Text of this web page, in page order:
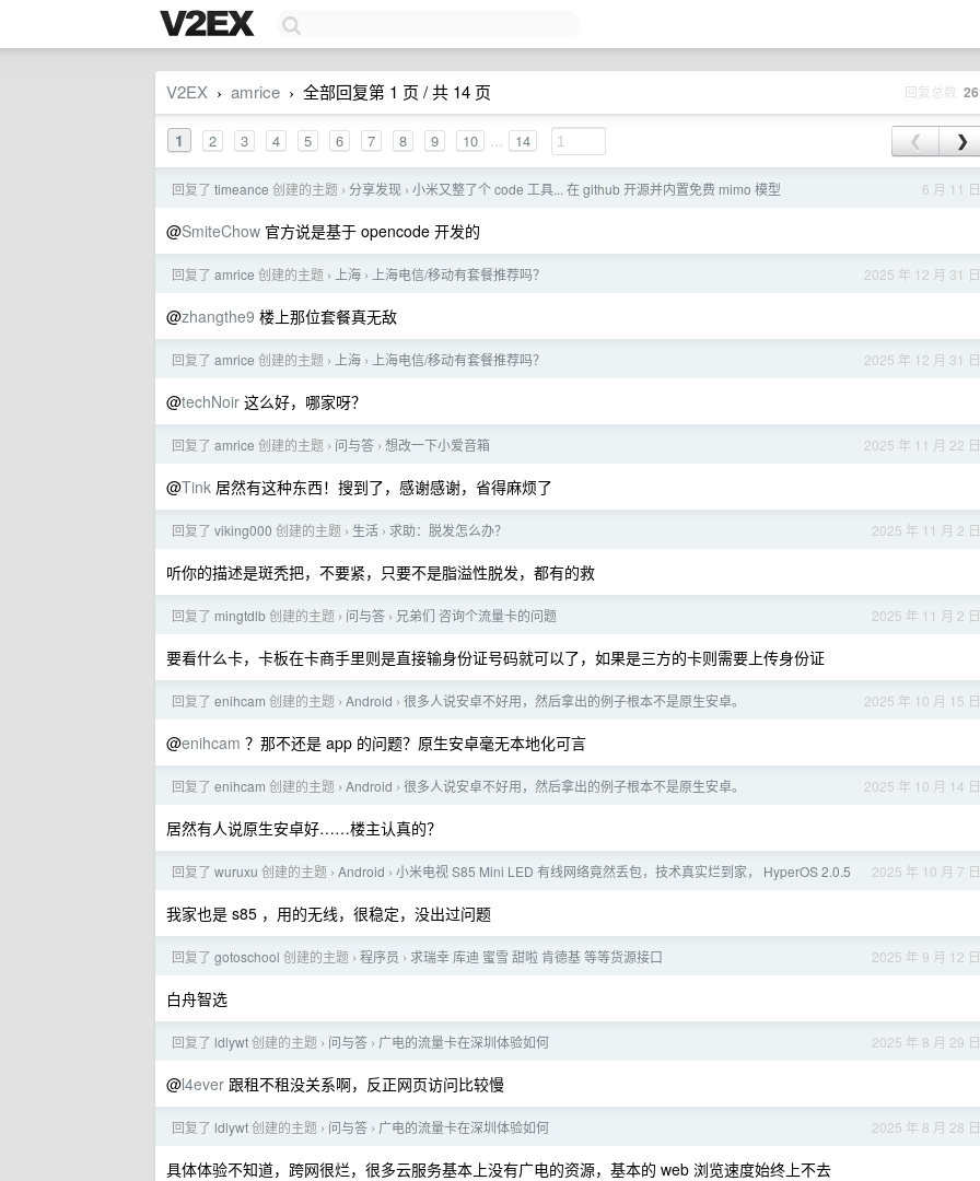
V2EX › amrice › 全部回复第 1 页 / 共 14 页 回复总数
1 2 3 4 5 6 7 8 9 10 ... 14 ❮ ❯
6 月 11 日
回复了 timeance 创建的主题 › 分享发现 › 小米又整了个 code 工具... 在 github 开源并内置免费 mimo 模型
@SmiteChow 官方说是基于 opencode 开发的
2025 年 12 月 31 日
回复了 amrice 创建的主题 › 上海 › 上海电信/移动有套餐推荐吗？
@zhangthe9 楼上那位套餐真无敌
2025 年 12 月 31 日
回复了 amrice 创建的主题 › 上海 › 上海电信/移动有套餐推荐吗？
@techNoir 这么好，哪家呀？
2025 年 11 月 22 日
回复了 amrice 创建的主题 › 问与答 › 想改一下小爱音箱
@Tink 居然有这种东西！搜到了，感谢感谢，省得麻烦了
2025 年 11 月 2 日
回复了 viking000 创建的主题 › 生活 › 求助：脱发怎么办？
听你的描述是斑秃把，不要紧，只要不是脂溢性脱发，都有的救
2025 年 11 月 2 日
回复了 mingtdlb创建的主题 › 问与答 › 兄弟们 咨询个流量卡的问题
要看什么卡，卡板在卡商手里则是直接输身份证号码就可以了，如果是三方的卡则需要上传身份证
2025 年 10 月 15 日
回复了 enihcam 创建的主题 › Android › 很多人说安卓不好用，然后拿出的例子根本不是原生安卓。
@enihcam ？那不还是 app 的问题？原生安卓毫无本地化可言
2025 年 10 月 14 日
回复了 enihcam 创建的主题 › Android › 很多人说安卓不好用，然后拿出的例子根本不是原生安卓。
居然有人说原生安卓好……楼主认真的？
2025 年 10 月 7 日
回复了 wuruxu 创建的主题 › Android › 小米电视 S85 Mini LED 有线网络竟然丢包，技术真实烂到家， HyperOS 2.0.5
我家也是 s85 ，用的无线，很稳定，没出过问题
2025 年 9 月 12 日
回复了 gotoschool 创建的主题 › 程序员 › 求瑞幸 库迪 蜜雪 甜啦 肯德基 等等货源接口
白舟智选
2025 年 8 月 29 日
回复了 ldlywt创建的主题 › 问与答 › 广电的流量卡在深圳体验如何
@l4ever 跟租不租没关系啊，反正网页访问比较慢
2025 年 8 月 28 日
回复了 ldlywt创建的主题 › 问与答 › 广电的流量卡在深圳体验如何
具体体验不知道，跨网很烂，很多云服务基本上没有广电的资源，基本的 web 浏览速度始终上不去